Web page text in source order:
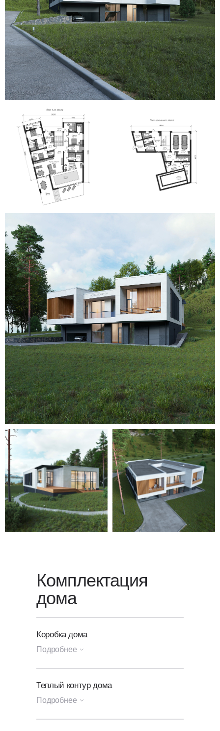
Для уточнения стоимости вашего
проекта свяжитесь с нами или
оставьте заявку на обратный
звонок — мы свяжемся с вами
в ближайшее время.
Комплектация
дома
Коробка дома
Подробнее
Генплан участка
Посадка и разметка дома
Теплый контур дома
Подробнее